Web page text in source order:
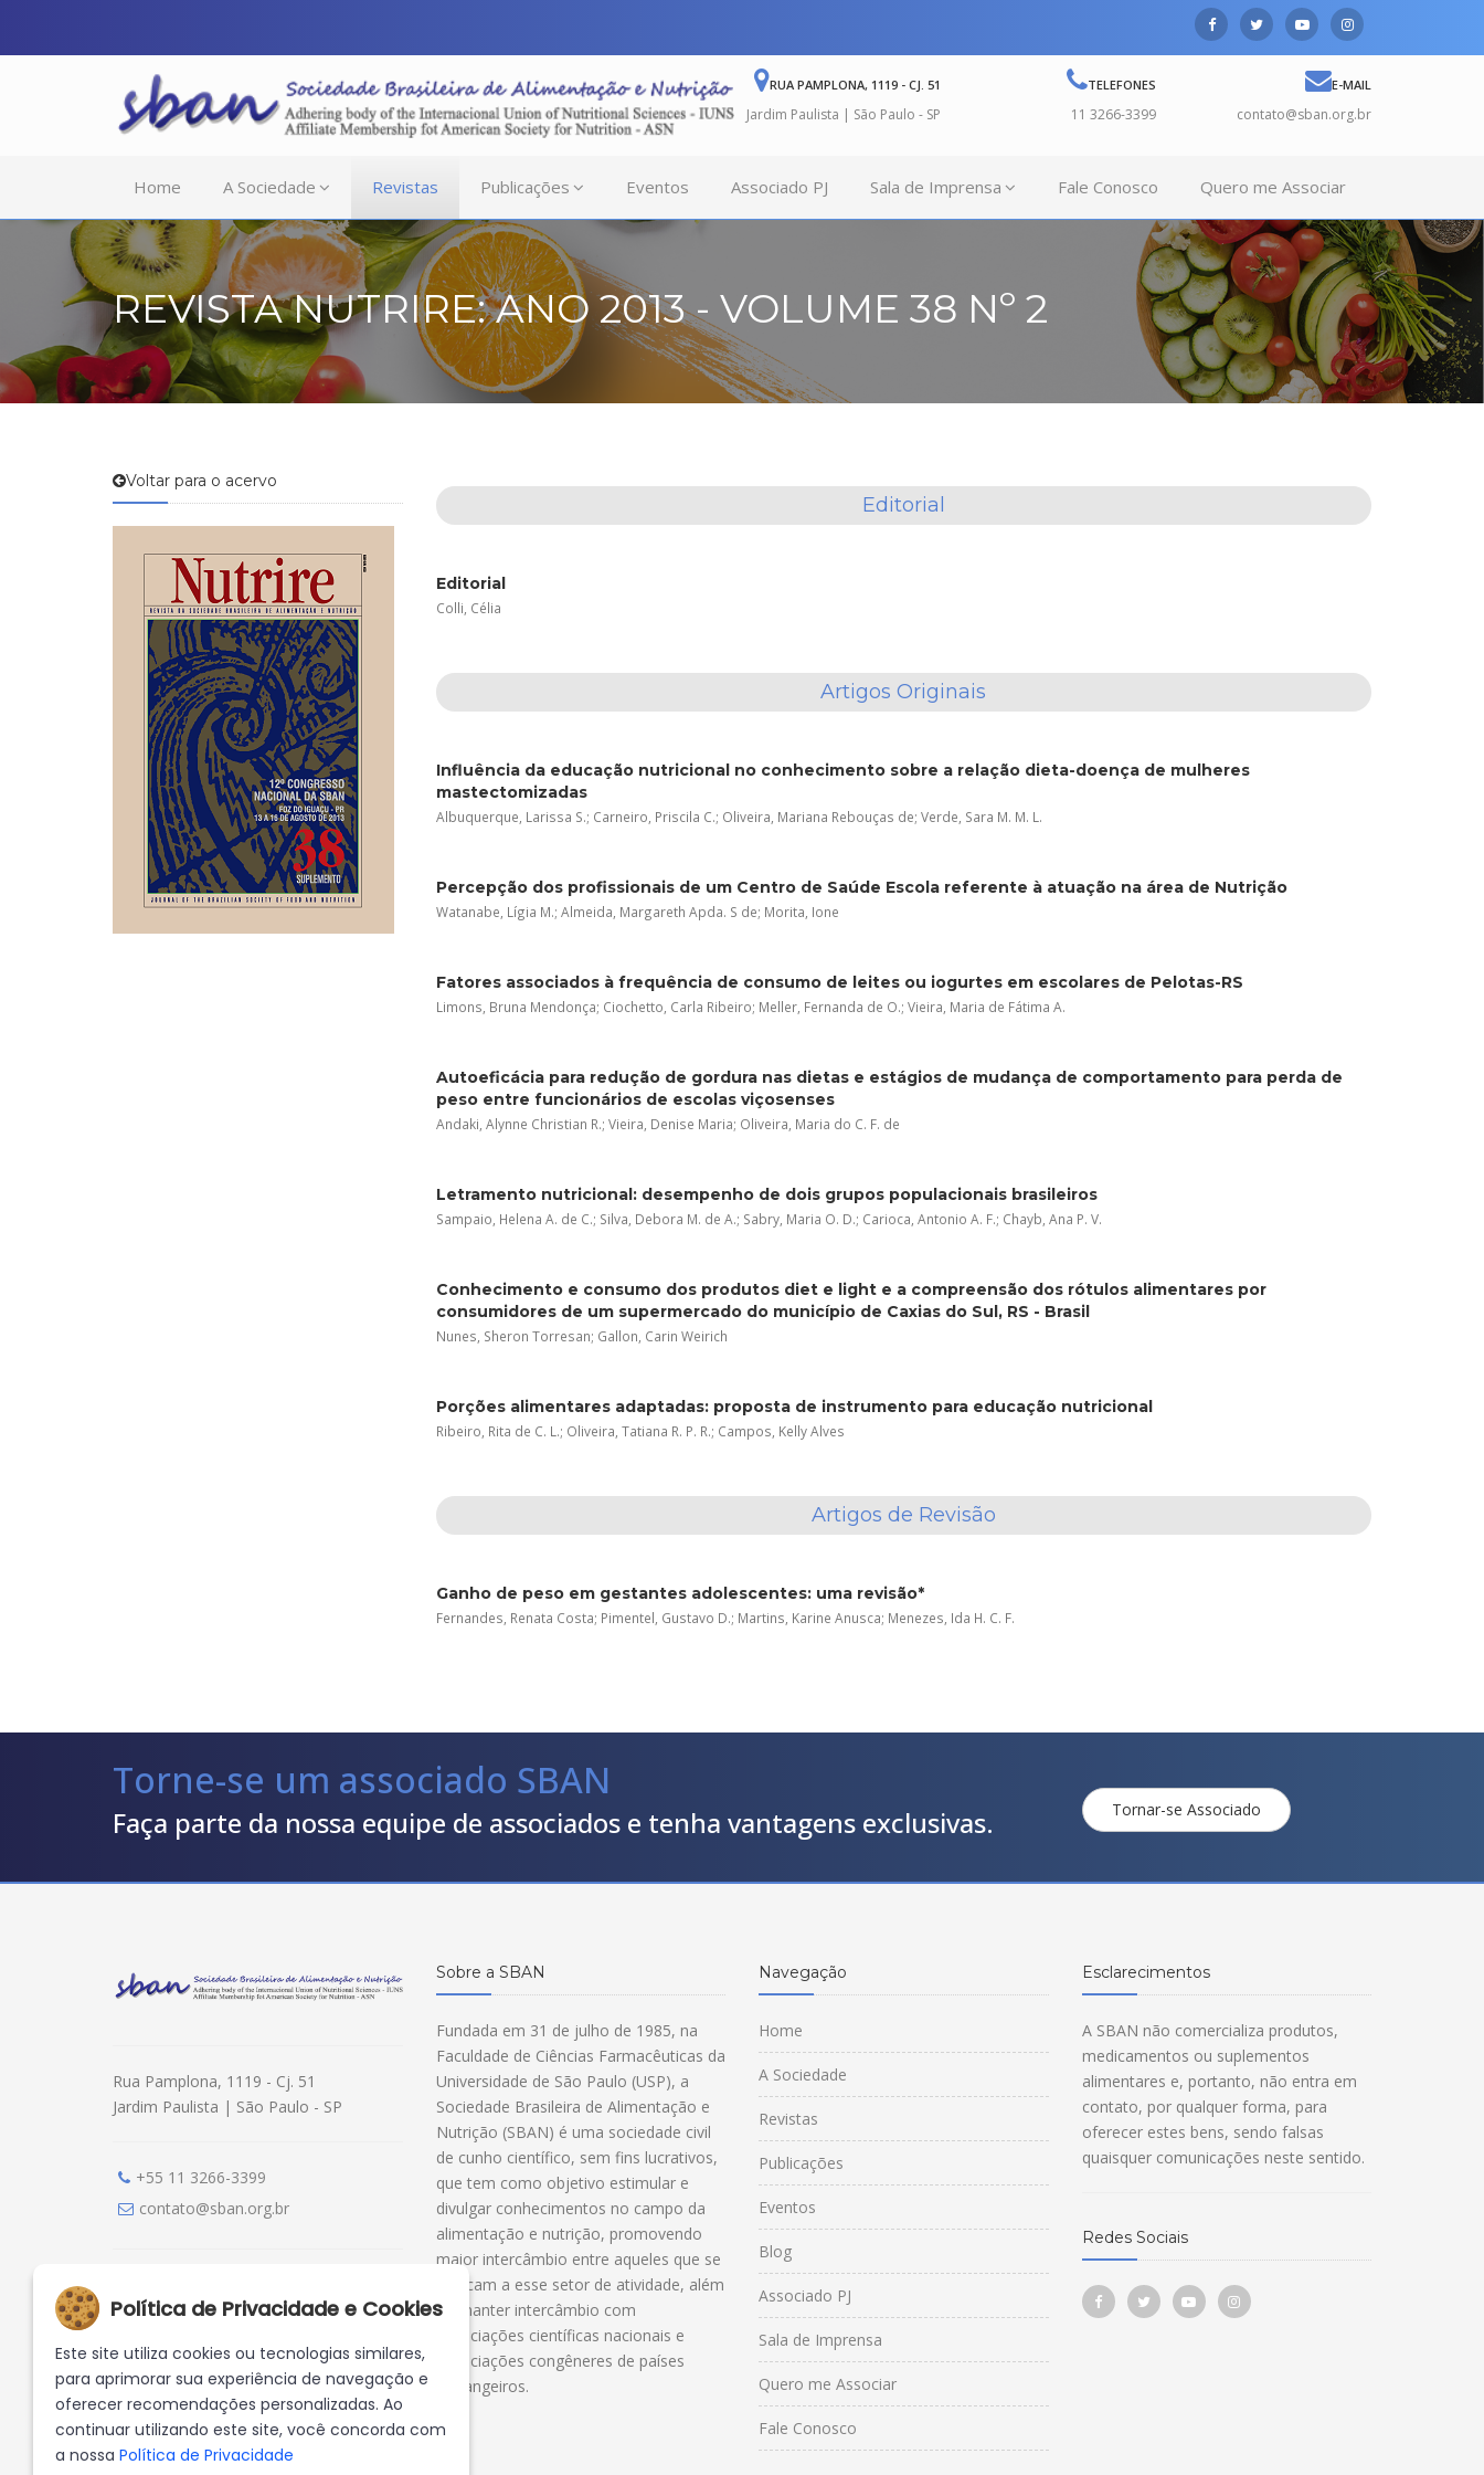
RUA PAMPLONA, 1119 - CJ. 51
Jardim Paulista | São Paulo - SP
TELEFONES
11 3266-3399
E-MAIL
contato@sban.org.br
Home A Sociedade Revistas Publicações Eventos Associado PJ Sala de Imprensa Fale Conosco Quero me Associar
REVISTA NUTRIRE: ANO 2013 - VOLUME 38 Nº 2
Editorial
Editorial
Colli, Célia
Artigos Originais
Influência da educação nutricional no conhecimento sobre a relação dieta-doença de mulheres
mastectomizadas
Albuquerque, Larissa S.; Carneiro, Priscila C.; Oliveira, Mariana Rebouças de; Verde, Sara M. M. L.
Percepção dos profissionais de um Centro de Saúde Escola referente à atuação na área de Nutrição
Watanabe, Lígia M.; Almeida, Margareth Apda. S de; Morita, Ione
Fatores associados à frequência de consumo de leites ou iogurtes em escolares de Pelotas-RS
Limons, Bruna Mendonça; Ciochetto, Carla Ribeiro; Meller, Fernanda de O.; Vieira, Maria de Fátima A.
Autoeficácia para redução de gordura nas dietas e estágios de mudança de comportamento para perda de
peso entre funcionários de escolas viçosenses
Andaki, Alynne Christian R.; Vieira, Denise Maria; Oliveira, Maria do C. F. de
Letramento nutricional: desempenho de dois grupos populacionais brasileiros
Sampaio, Helena A. de C.; Silva, Debora M. de A.; Sabry, Maria O. D.; Carioca, Antonio A. F.; Chayb, Ana P. V.
Conhecimento e consumo dos produtos diet e light e a compreensão dos rótulos alimentares por
consumidores de um supermercado do município de Caxias do Sul, RS - Brasil
Nunes, Sheron Torresan; Gallon, Carin Weirich
Porções alimentares adaptadas: proposta de instrumento para educação nutricional
Ribeiro, Rita de C. L.; Oliveira, Tatiana R. P. R.; Campos, Kelly Alves
Artigos de Revisão
Ganho de peso em gestantes adolescentes: uma revisão*
Fernandes, Renata Costa; Pimentel, Gustavo D.; Martins, Karine Anusca; Menezes, Ida H. C. F.
Voltar para o acervo
Torne-se um associado SBAN
Faça parte da nossa equipe de associados e tenha vantagens exclusivas. Tornar-se Associado
Rua Pamplona, 1119 - Cj. 51
Jardim Paulista | São Paulo - SP
+55 11 3266-3399
contato@sban.org.br
Dados
Termo de Uso da Área do Associado
Sobre a SBAN
Fundada em 31 de julho de 1985, na
Faculdade de Ciências Farmacêuticas da
Universidade de São Paulo (USP), a
Sociedade Brasileira de Alimentação e
Nutrição (SBAN) é uma sociedade civil
de cunho científico, sem fins lucrativos,
que tem como objetivo estimular e
divulgar conhecimentos no campo da
alimentação e nutrição, promovendo
maior intercâmbio entre aqueles que se
dedicam a esse setor de atividade, além
de manter intercâmbio com
associações científicas nacionais e
associações congêneres de países
estrangeiros.
Navegação
Home
A Sociedade
Revistas
Publicações
Eventos
Blog
Associado PJ
Sala de Imprensa
Quero me Associar
Fale Conosco
Esclarecimentos
A SBAN não comercializa produtos,
medicamentos ou suplementos
alimentares e, portanto, não entra em
contato, por qualquer forma, para
oferecer estes bens, sendo falsas
quaisquer comunicações neste sentido.
Redes Sociais
Política de Privacidade e Cookies
Este site utiliza cookies ou tecnologias similares,
para aprimorar sua experiência de navegação e
oferecer recomendações personalizadas. Ao
continuar utilizando este site, você concorda com
a nossa Política de Privacidade